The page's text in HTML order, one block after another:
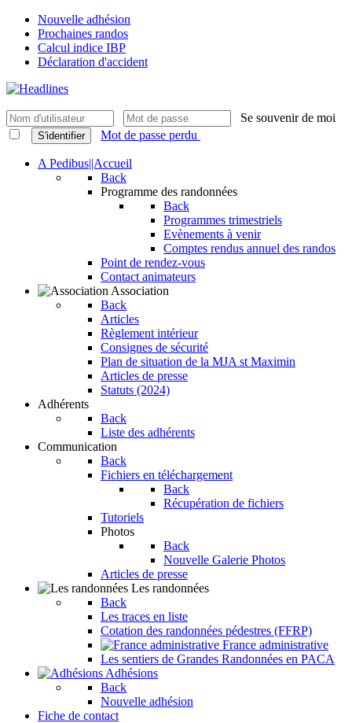
Nouvelle adhésion
Prochaines randos
Calcul indice IBP
Déclaration d'accident
Se souvenir de moi
S'identifier Mot de passe perdu
A Pedibus||Accueil
Back
Programme des randonnées
Back
Programmes trimestriels
Evènements à venir
Comptes rendus annuel des randos
Point de rendez-vous
Contact animateurs
Association
Back
Articles
Règlement intérieur
Consignes de sécurité
Plan de situation de la MJA st Maximin
Articles de presse
Statuts (2024)
Adhérents
Back
Liste des adhérents
Communication
Back
Fichiers en téléchargement
Back
Récupération de fichiers
Tutoriels
Photos
Back
Nouvelle Galerie Photos
Articles de presse
Les randonnées
Back
Les traces en liste
Cotation des randonnées pédestres (FFRP)
France administrative
Les sentiers de Grandes Randonnées en PACA
Adhésions
Back
Nouvelle adhésion
Fiche de contact